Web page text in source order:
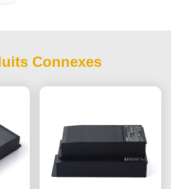
Connexes